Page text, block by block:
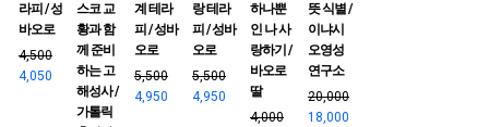
라피 / 성
바오로
4,500
4,050
스코 교
황과 함
께 준비
하는 고
해성사 /
가톨릭
계 테라
피 / 성바
오로
5,500
4,950
랑 테라
피 / 성바
오로
5,500
4,950
하나뿐
인 나 사
랑하기 /
바오로
딸
4,000
뜻 식별 /
이냐시
오영성
연구소
20,000
18,000